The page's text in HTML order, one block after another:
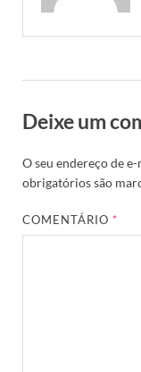
Deixe um
O seu endereço de
obrigatórios são
COMENTÁRIO*